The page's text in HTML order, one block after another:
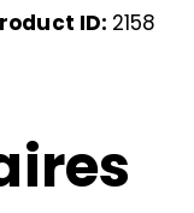
ID: 2158